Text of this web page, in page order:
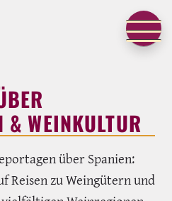
& WEINKULTUR
über Spanien:
Reisen zu Weingütern und